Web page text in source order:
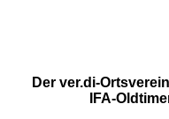
Der ver.di-
IFA-